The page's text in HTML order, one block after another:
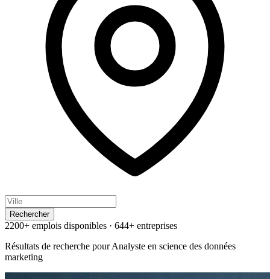
Rechercher
2200+ emplois disponibles · 644+ entreprises
Résultats de recherche pourAnalyste en science des données
marketing